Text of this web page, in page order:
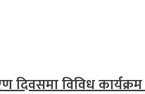
दिवसमा विविध कार्यक्रम